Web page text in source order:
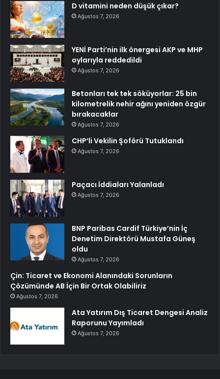
D vitamini neden düşük çıkar?
Ağustos 7, 2026
YENİ Parti’nin ilk önergesi AKP ve MHP
oylarıyla reddedildi
Ağustos 7, 2026
Betonları tek tek söküyorlar: 25 bin
kilometrelik nehir ağını yeniden özgür
bırakacaklar
Ağustos 7, 2026
CHP’li Vekilin Şoförü Tutuklandı
Ağustos 7, 2026
Paçacı İddiaları Yalanladı
Ağustos 7, 2026
BNP Paribas Cardif Türkiye’nin İç
Denetim Direktörü Mustafa Güneş
oldu
Ağustos 7, 2026
Çin: Ticaret ve Ekonomi Alanındaki Sorunların
Çözümünde AB İçin Bir Ortak Olabiliriz
Ağustos 7, 2026
Ata Yatırım Dış Ticaret Dengesi Analiz
Raporunu Yayımladı
Ağustos 7, 2026